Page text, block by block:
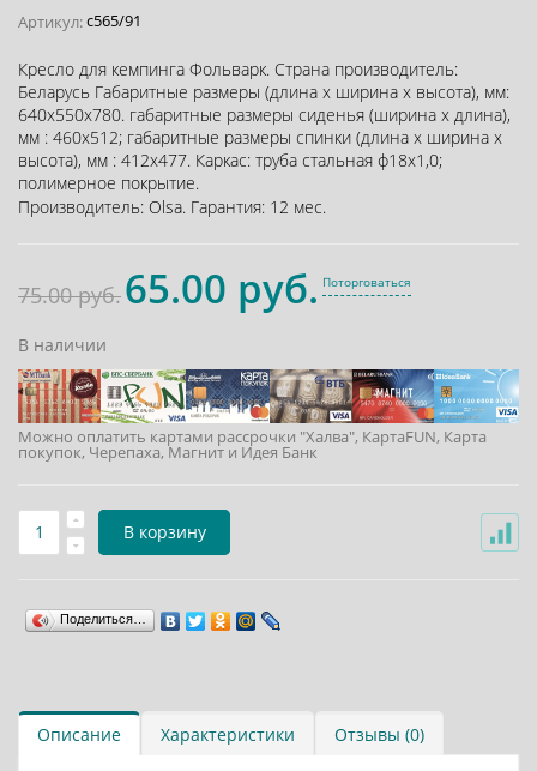
Артикул:с565/91
Кресло для кемпинга Фольварк. Страна производитель:
Беларусь Габаритные размеры (длина х ширина х высота), мм:
640х550х780. габаритные размеры сиденья (ширина х длина),
мм : 460х512; габаритные размеры спинки (длина х ширина х
высота), мм : 412х477. Каркас: труба стальная ф18х1,0;
полимерное покрытие.
Производитель: Olsa. Гарантия: 12 мес.
75.00 руб.65.00 руб. Поторговаться
В наличии
Можно оплатить картами рассрочки "Халва", КартаFUN, Карта
покупок, Черепаха, Магнит и Идея Банк
В корзину
Поделиться…
Описание Характеристики Отзывы (0)